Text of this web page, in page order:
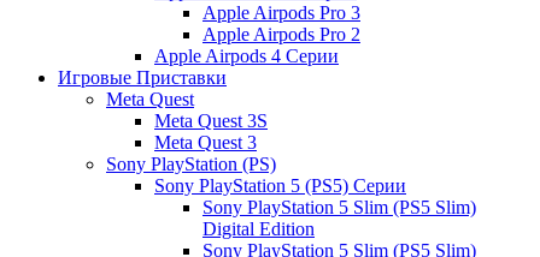
Apple Airpods Pro 3
Apple Airpods Pro 2
Apple Airpods 4 Серии
Игровые Приставки
Meta Quest
Meta Quest 3S
Meta Quest 3
Sony PlayStation (PS)
Sony PlayStation 5 (PS5) Серии
Sony PlayStation 5 Slim (PS5 Slim)
Digital Edition
Sony PlayStation 5 Slim (PS5 Slim)